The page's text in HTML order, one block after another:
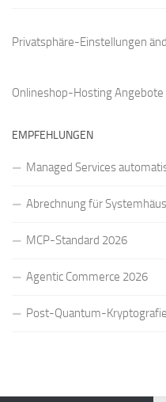
Privatsphäre-Einstellungen
Onlineshop-Hosting Angebote
EMPFEHLUNGEN
Managed Services
Abrechnung für
MCP-Standard 2026
Agentic Commerce 2026
Post-Quantum-Kryptografie